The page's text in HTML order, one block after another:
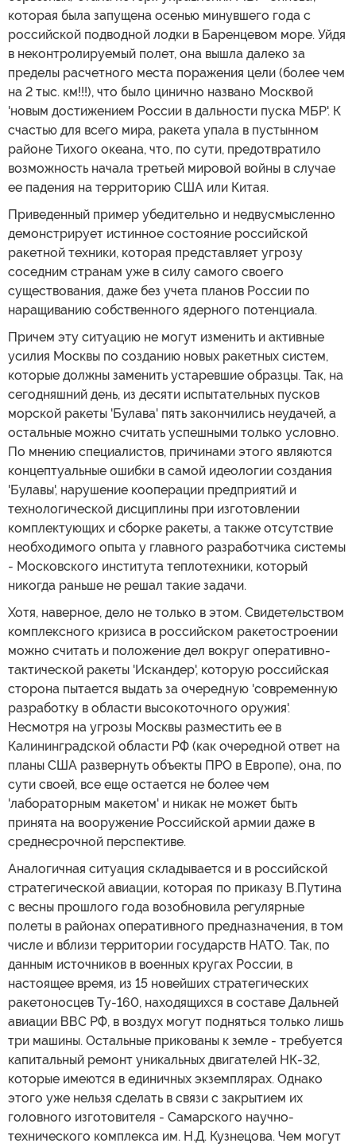
которая была запущена осенью минувшего года с
российской подводной лодки в Баренцевом море. Уйдя
в неконтролируемый полет, она вышла далеко за
пределы расчетного места поражения цели (более чем
на 2 тыс. км!!!), что было цинично названо Москвой
'новым достижением России в дальности пуска МБР'. К
счастью для всего мира, ракета упала в пустынном
районе Тихого океана, что, по сути, предотвратило
возможность начала третьей мировой войны в случае
ее падения на территорию США или Китая.
Приведенный пример убедительно и недвусмысленно
демонстрирует истинное состояние российской
ракетной техники, которая представляет угрозу
соседним странам уже в силу самого своего
существования, даже без учета планов России по
наращиванию собственного ядерного потенциала.
Причем эту ситуацию не могут изменить и активные
усилия Москвы по созданию новых ракетных систем,
которые должны заменить устаревшие образцы. Так, на
сегодняшний день, из десяти испытательных пусков
морской ракеты 'Булава' пять закончились неудачей, а
остальные можно считать успешными только условно.
По мнению специалистов, причинами этого являются
концептуальные ошибки в самой идеологии создания
'Булавы', нарушение кооперации предприятий и
технологической дисциплины при изготовлении
комплектующих и сборке ракеты, а также отсутствие
необходимого опыта у главного разработчика системы
- Московского института теплотехники, который
никогда раньше не решал такие задачи.
Хотя, наверное, дело не только в этом. Свидетельством
комплексного кризиса в российском ракетостроении
можно считать и положение дел вокруг оперативно-
тактической ракеты 'Искандер', которую российская
сторона пытается выдать за очередную 'современную
разработку в области высокоточного оружия'.
Несмотря на угрозы Москвы разместить ее в
Калининградской области РФ (как очередной ответ на
планы США развернуть объекты ПРО в Европе), она, по
сути своей, все еще остается не более чем
'лабораторным макетом' и никак не может быть
принята на вооружение Российской армии даже в
среднесрочной перспективе.
Аналогичная ситуация складывается и в российской
стратегической авиации, которая по приказу В.Путина
с весны прошлого года возобновила регулярные
полеты в районах оперативного предназначения, в том
числе и вблизи территории государств НАТО. Так, по
данным источников в военных кругах России, в
настоящее время, из 15 новейших стратегических
ракетоносцев Ту-160, находящихся в составе Дальней
авиации ВВС РФ, в воздух могут подняться только лишь
три машины. Остальные прикованы к земле - требуется
капитальный ремонт уникальных двигателей НК-32,
которые имеются в единичных экземплярах. Однако
этого уже нельзя сделать в связи с закрытием их
головного изготовителя - Самарского научно-
технического комплекса им. Н.Д. Кузнецова. Чем могут